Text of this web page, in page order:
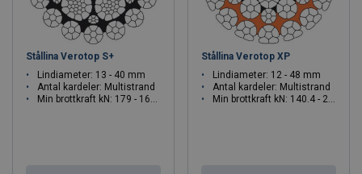
Stållina Verotop S+
Lindiameter: 13 - 40 mm
Antal kardeler: Multistrand
Min brottkraft kN: 179 - 1696
Stållina Verotop XP
Lindiameter: 12 - 48 mm
Antal kardeler: Multistrand
Min brottkraft kN: 140.4 - 2446